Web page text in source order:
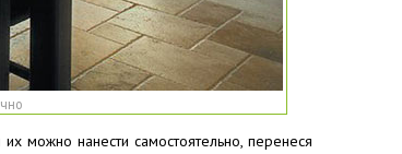
можно нанести самостоятельно, перенеся